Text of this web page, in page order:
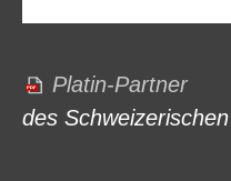
Platin-Partner
des